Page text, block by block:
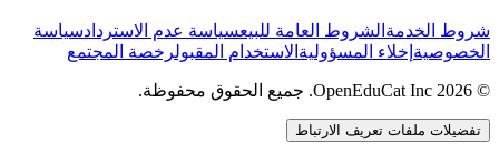
شروط الخدمة الشروط العامة للبيعسياسة عدم الاستردادسياسة
الخصوصية إخلاء المسؤولية الاستخدام المقبولرخصة المجتمع
© 2026 OpenEduCat Inc. جميع الحقوق محفوظة.
تفضيلات ملفات تعريف الارتباط